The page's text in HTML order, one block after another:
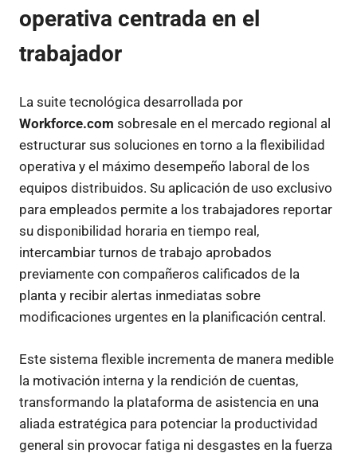
operativa centrada en el
trabajador
La suite tecnológica desarrollada por
Workforce.com sobresale en el mercado regional al
estructurar sus soluciones en torno a la flexibilidad
operativa y el máximo desempeño laboral de los
equipos distribuidos. Su aplicación de uso exclusivo
para empleados permite a los trabajadores reportar
su disponibilidad horaria en tiempo real,
intercambiar turnos de trabajo aprobados
previamente con compañeros calificados de la
planta y recibir alertas inmediatas sobre
modificaciones urgentes en la planificación central.
Este sistema flexible incrementa de manera medible
la motivación interna y la rendición de cuentas,
transformando la plataforma de asistencia en una
aliada estratégica para potenciar la productividad
general sin provocar fatiga ni desgastes en la fuerza